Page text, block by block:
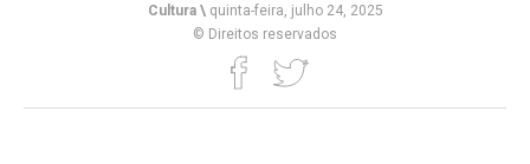
Cultura \quinta-feira, julho 24, 2025
© Direitos reservados